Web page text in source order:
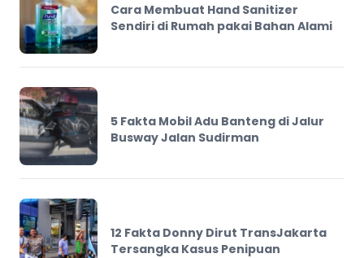
Cara Membuat Hand Sanitizer
Sendiri di Rumah pakai Bahan Alami
5 Fakta Mobil Adu Banteng di Jalur
Busway Jalan Sudirman
12 Fakta Donny Dirut TransJakarta
Tersangka Kasus Penipuan